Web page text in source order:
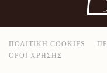
ΠΟΛΙΤΙΚΉ COOKIES
ΌΡΟΙ ΧΡΉΣΗΣ